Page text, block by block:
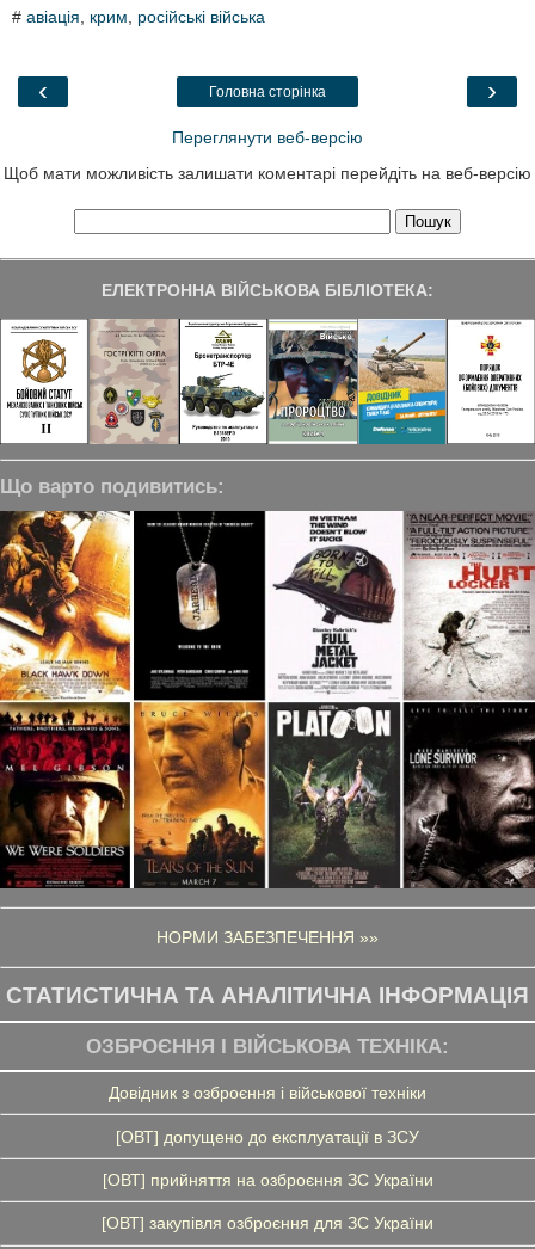
e
o
t
k
e
a
r
# авіація, крим, російські війська
‹ ›
Головна сторінка
Переглянути веб-версію
Щоб мати можливість залишати коментарі перейдіть на веб-версію
ЕЛЕКТРОННА ВІЙСЬКОВА БІБЛІОТЕКА:
Що варто подивитись:
НОРМИ ЗАБЕЗПЕЧЕННЯ »»
СТАТИСТИЧНА ТА АНАЛІТИЧНА ІНФОРМАЦІЯ
ОЗБРОЄННЯ І ВІЙСЬКОВА ТЕХНІКА:
Довідник з озброєння і військової техніки
[ОВТ] допущено до експлуатації в ЗСУ
[ОВТ] прийняття на озброєння ЗС України
[ОВТ] закупівля озброєння для ЗС України